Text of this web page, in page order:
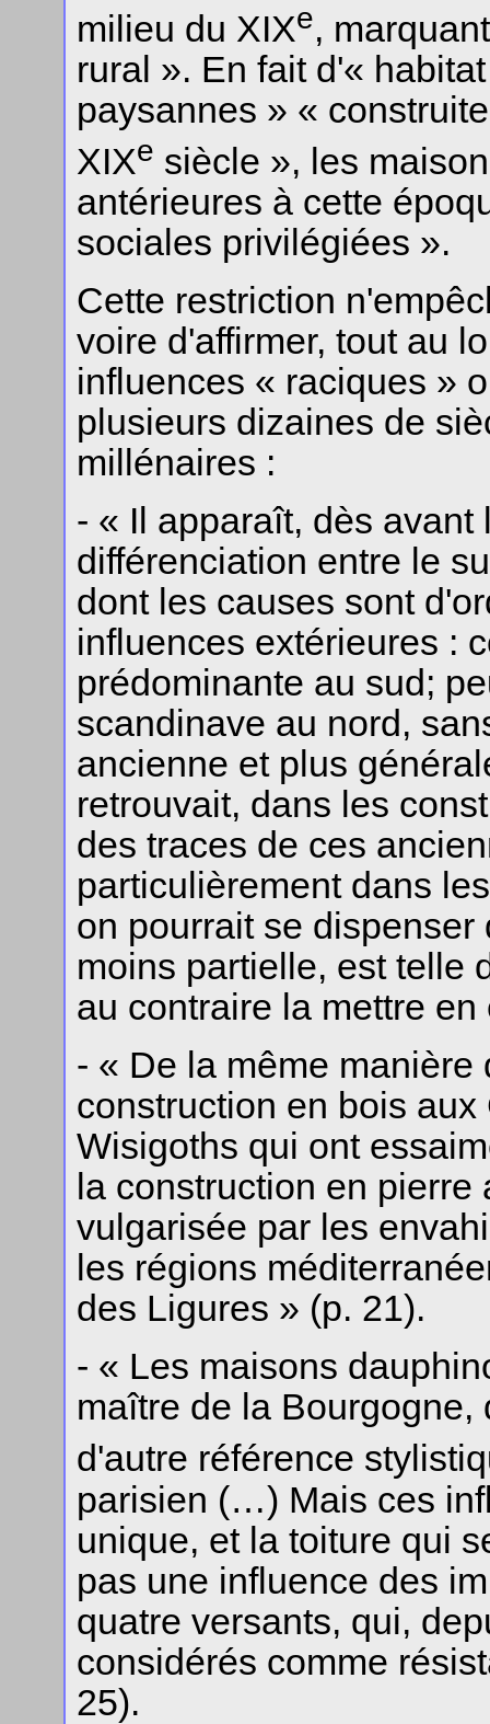
milieu du XIXe,
rural ». En fait d'«
paysannes » «
XIXe siècle », les
antérieures à cette
sociales privilégiées ».
Cette restriction
voire d'affirmer, tout au
influences « raciques »
plusieurs dizaines de
millénaires :
- « Il apparaît, dès
différenciation entre le
dont les causes sont
influences extérieures :
prédominante au sud;
scandinave au nord,
ancienne et plus
retrouvait, dans les
des traces de ces
particulièrement dans
on pourrait se
moins partielle, est telle
au contraire la mettre
- « De la même
construction en bois
Wisigoths qui ont
la construction en
vulgarisée par les
les régions
des Ligures » (p. 21).
- « Les maisons
maître de la
d'autre référence
parisien (…) Mais ces
unique, et la toiture qui
pas une influence des
quatre versants, qui,
considérés comme
25).